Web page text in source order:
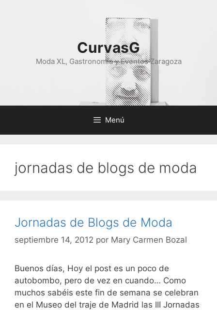
CurvasG
Moda XL, Gastronomía y Eventos Zaragoza
Menú
jornadas de blogs de moda
Jornadas de Blogs de Moda
septiembre 14, 2012 por Mary Carmen Bozal
Buenos días, Hoy el post es un poco de
autobombo, pero de vez en cuando… Como
muchos sabéis este fin de semana se celebran
en el Museo del traje de Madrid las III Jornadas